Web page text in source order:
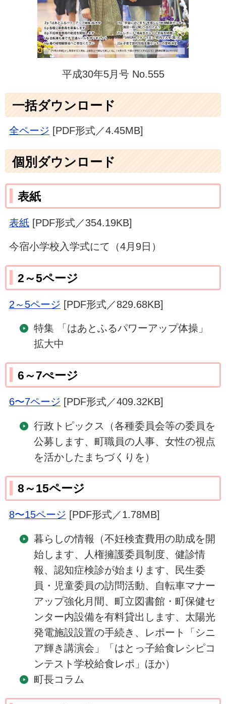
平成30年5月号 No.555
一括ダウンロード
全ページ [PDF形式／4.45MB]
個別ダウンロード
表紙
表紙[PDF形式／354.19KB]
今宿小学校入学式にて（4月9日）
2～5ページ
2～5ページ [PDF形式／829.68KB]
特集 「はあとふるパワーアップ体操」
拡大中
6～7ぺージ
6〜7ページ [PDF形式／409.32KB]
行政トピックス（各種委員会等の委員を
公募します、町職員の人事、女性の視点
を活かしたまちづくりを）
8～15ページ
8〜15ページ [PDF形式／1.78MB]
暮らしの情報（不妊検査費用の助成を開
始します、人権擁護委員制度、健診情
報、認知症検診が始まります、民生委
員・児童委員の訪問活動、自転車マナー
アップ強化月間、町立図書館・町保健セ
ンター内設備を有料貸出します、太陽光
発電施設設置の手続き、レポート「シニ
ア輝き講演会」「はとっ子給食レシピコ
ンテスト学校給食レポ」ほか）
町長コラム